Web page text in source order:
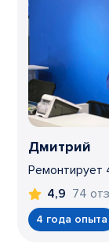
Дмитрий
Ремонтирует
4,9 74
4 года опыта